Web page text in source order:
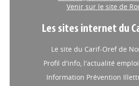
Venir sur le site de
Les sites internet du
Le site du Carif-Oref de
Profil d'info, l'actualité
Information Prévention